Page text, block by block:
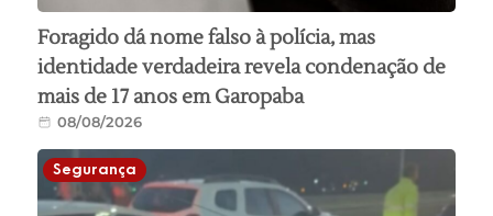
Foragido dá nome falso à polícia, mas
identidade verdadeira revela condenação de
mais de 17 anos em Garopaba
08/08/2026
Segurança